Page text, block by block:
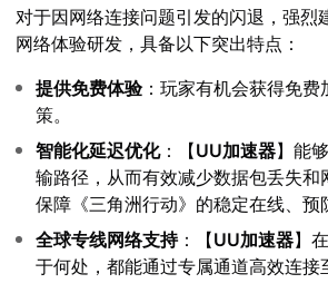
对于因网络连接问题引发的闪退，强烈
网络体验研发，具备以下突出特点：
提供免费体验：玩家有机会获得免
策。
智能化延迟优化：【UU加速器】能
输路径，从而有效减少数据包丢失
保障《三角洲行动》的稳定在线、预
全球专线网络支持：【UU加速器】
于何处，都能通过专属通道高效连接